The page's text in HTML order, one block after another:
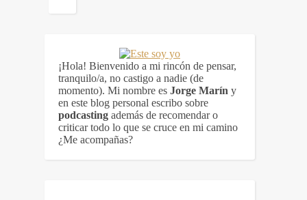
¡Hola! Bienvenido a mi rincón de pensar,
tranquilo/a, no castigo a nadie (de
momento). Mi nombre es Jorge Marín y
en este blog personal escribo sobre
podcasting además de recomendar o
criticar todo lo que se cruce en mi camino
¿Me acompañas?